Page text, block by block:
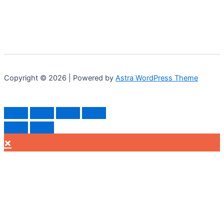
Copyright © 2026 | Powered by Astra WordPress Theme
×